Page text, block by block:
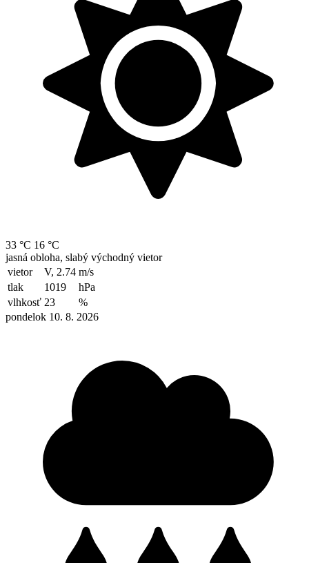
33 °C 16 °C
jasná obloha, slabý východný vietor
vietor
V, 2.74 m/s
tlak
1019
hPa
vlhkosť 23
%
pondelok 10. 8. 2026